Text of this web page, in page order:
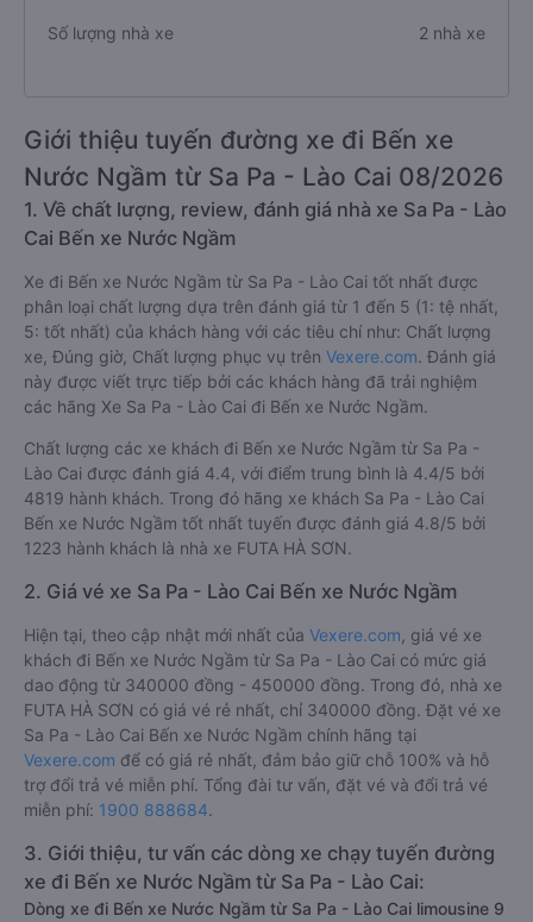
Số lượng nhà xe 2 nhà xe
Giới thiệu tuyến đường xe đi Bến xe
Nước Ngầm từ Sa Pa - Lào Cai 08/2026
1. Về chất lượng, review, đánh giá nhà xe Sa Pa - Lào
Cai Bến xe Nước Ngầm
Xe đi Bến xe Nước Ngầm từ Sa Pa - Lào Cai tốt nhất được
phân loại chất lượng dựa trên đánh giá từ 1 đến 5 (1: tệ nhất,
5: tốt nhất) của khách hàng với các tiêu chí như: Chất lượng
xe, Đúng giờ, Chất lượng phục vụ trên Vexere.com. Đánh giá
này được viết trực tiếp bởi các khách hàng đã trải nghiệm
các hãng Xe Sa Pa - Lào Cai đi Bến xe Nước Ngầm.
Chất lượng các xe khách đi Bến xe Nước Ngầm từ Sa Pa -
Lào Cai được đánh giá 4.4, với điểm trung bình là 4.4/5 bởi
4819 hành khách. Trong đó hãng xe khách Sa Pa - Lào Cai
Bến xe Nước Ngầm tốt nhất tuyến được đánh giá 4.8/5 bởi
1223 hành khách là nhà xe FUTA HÀ SƠN.
2. Giá vé xe Sa Pa - Lào Cai Bến xe Nước Ngầm
Hiện tại, theo cập nhật mới nhất của Vexere.com , giá vé xe
khách đi Bến xe Nước Ngầm từ Sa Pa - Lào Cai có mức giá
dao động từ 340000 đồng - 450000 đồng. Trong đó, nhà xe
FUTA HÀ SƠN có giá vé rẻ nhất, chỉ 340000 đồng. Đặt vé xe
Sa Pa - Lào Cai Bến xe Nước Ngầm chính hãng tại
Vexere.com để có giá rẻ nhất, đảm bảo giữ chỗ 100% và hỗ
trợ đổi trả vé miễn phí. Tổng đài tư vấn, đặt vé và đổi trả vé
miễn phí: 1900 888684.
3. Giới thiệu, tư vấn các dòng xe chạy tuyến đường
xe đi Bến xe Nước Ngầm từ Sa Pa - Lào Cai:
Dòng xe đi Bến xe Nước Ngầm từ Sa Pa - Lào Cai limousine 9